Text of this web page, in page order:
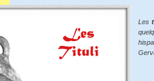
Les